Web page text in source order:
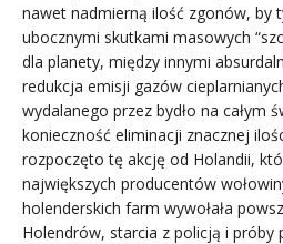
nawet nadmierną ilość zgonów, by
ubocznymi skutkami masowych
dla planety, między innymi
redukcja emisji gazów
wydalanego przez bydło na całym
konieczność eliminacji znacznej
rozpoczęto tę akcję od Holandii,
największych producentów
holenderskich farm wywołała
Holendrów, starcia z policją i próby